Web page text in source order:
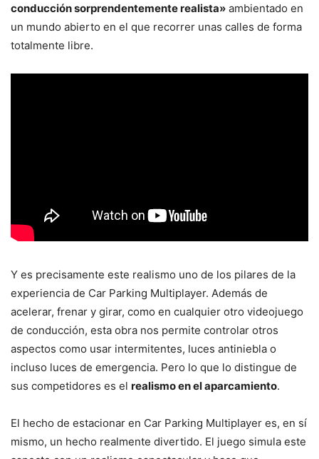
conducción sorprendentemente realista» ambientado en
un mundo abierto en el que recorrer unas calles de forma
totalmente libre.
Y es precisamente este realismo uno de los pilares de la
experiencia de Car Parking Multiplayer. Además de
acelerar, frenar y girar, como en cualquier otro videojuego
de conducción, esta obra nos permite controlar otros
aspectos como usar intermitentes, luces antiniebla o
incluso luces de emergencia. Pero lo que lo distingue de
sus competidores es el realismo en el aparcamiento.
El hecho de estacionar en Car Parking Multiplayer es, en sí
mismo, un hecho realmente divertido. El juego simula este